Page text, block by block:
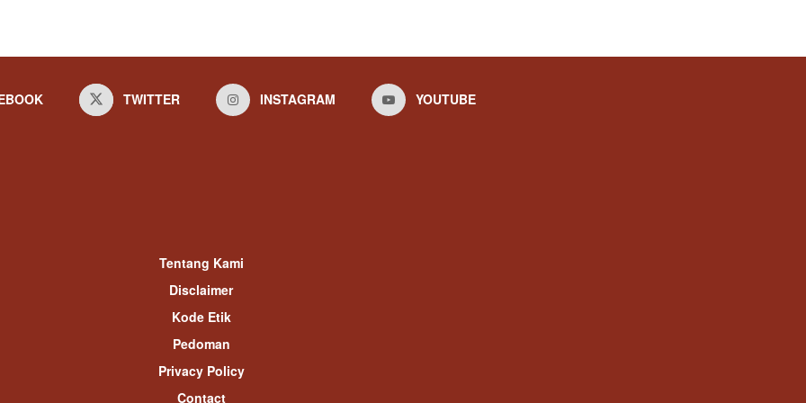
TWITTER INSTAGRAM YOUTUBE
Tentang Kami
Disclaimer
Kode Etik
Pedoman
Privacy Policy
Contact